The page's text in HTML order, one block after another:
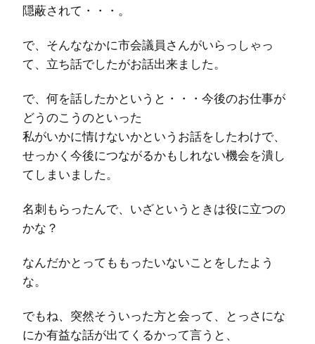
隠蔽されて・・・。
で、そんななかに市会議員さんがいらっしゃっ
て、立ち話でしたがお話出来ました。
で、何を話したかというと・・・今後のお仕事が
どうのこうのといった
私がいかに情けないかというお話をしたわけで、
せっかく今後につながるかもしれない機会を潰し
てしまいました。
名刺もらったんで、いざというときは役に立つの
かな？
なんだかとってももったいないことをしたよう
な。
でもね、突然そういった方と会って、とっさにな
にか有益な話が出てくるかって言うと、